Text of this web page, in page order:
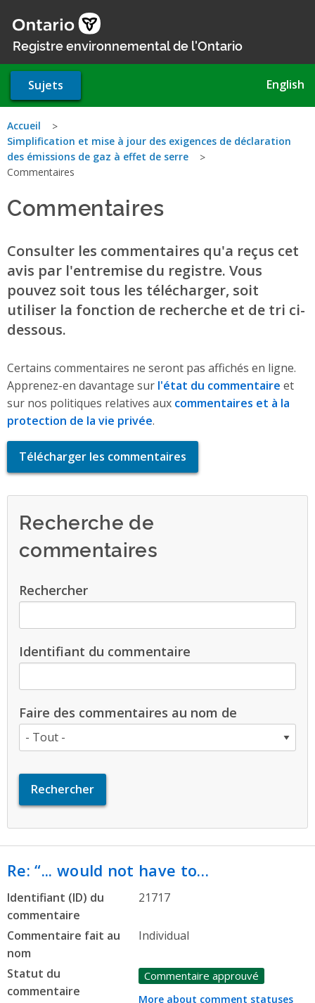
au
contenu
Registre environnemental de l'Ontario
Sujets English
Vous
êtes
Accueil
Simplification et mise à jour des exigences de déclaration
des émissions de gaz à effet de serre
Commentaires
Commentaires
Consulter les commentaires qu'a reçus cet
avis par l'entremise du registre. Vous
pouvez soit tous les télécharger, soit
utiliser la fonction de recherche et de tri ci-
dessous.
Certains commentaires ne seront pas affichés en ligne.
Apprenez-en davantage sur l'état du commentaire et
sur nos politiques relatives aux commentaires et à la
protection de la vie privée.
Télécharger les commentaires
Recherche de
commentaires
Rechercher
Identifiant du commentaire
Faire des commentaires au nom de
Re: “... would not have to…
Identifiant (ID) du
commentaire
21717
Commentaire fait au
nom
Individual
Statut du
commentaire
Commentaire approuvé
More about comment statuses